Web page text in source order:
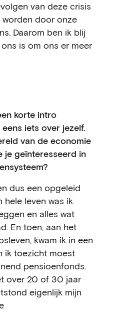
van deze crisis
door onze
Daarom ben ik blij
is om ons er meer
korte intro
iets over jezelf.
van de economie
je geïnteresseerd in
dus een opgeleid
leven was ik
en alles wat
En toen, aan het
kwam ik in een
ik toezicht moest
pensioenfonds.
over 20 of 30 jaar
eigenlijk mijn